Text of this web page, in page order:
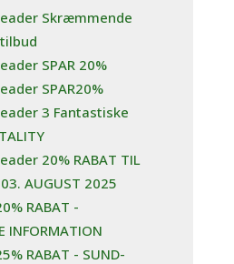
Skræmmende
tilbud
SPAR 20%
SPAR20%
3 Fantastiske
20% RABAT TIL
03. AUGUST 2025
RABAT -
INFORMATION
RABAT - SUND-